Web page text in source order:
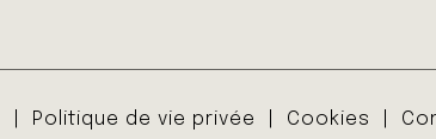
Politique de vie privée Cookies